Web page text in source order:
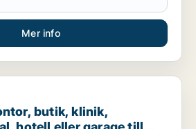
Mer info
butik, klinik, restauranglokal, hotell
butik, klinik,